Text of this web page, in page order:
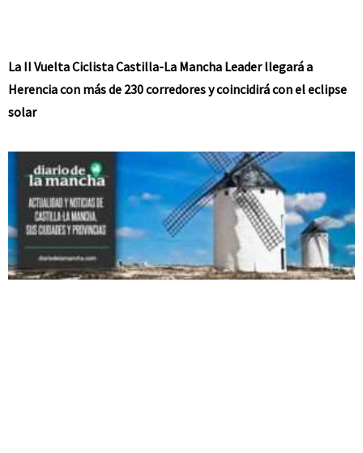
La II Vuelta Ciclista Castilla-La Mancha Leader llegará a
Herencia con más de 230 corredores y coincidirá con el eclipse
solar